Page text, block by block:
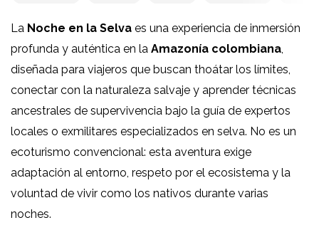
La Noche en la Selva es una experiencia de inmersión
profunda y auténtica en la Amazonía colombiana,
diseñada para viajeros que buscan thoátar los límites,
conectar con la naturaleza salvaje y aprender técnicas
ancestrales de supervivencia bajo la guía de expertos
locales o exmilitares especializados en selva. No es un
ecoturismo convencional: esta aventura exige
adaptación al entorno, respeto por el ecosistema y la
voluntad de vivir como los nativos durante varias
noches.